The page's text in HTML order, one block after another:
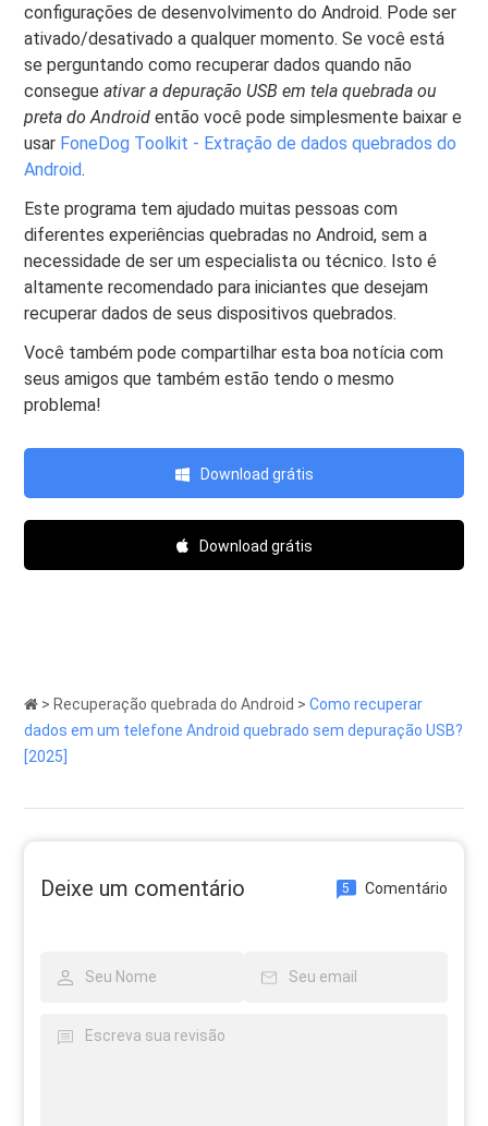
configurações de desenvolvimento do Android. Pode ser
ativado/desativado a qualquer momento. Se você está
se perguntando como recuperar dados quando não
consegueativar a depuração USB em tela quebrada ou
preta do Android então você pode simplesmente baixar e
usar FoneDog Toolkit - Extração de dados quebrados do
Android.
Este programa tem ajudado muitas pessoas com
diferentes experiências quebradas no Android, sem a
necessidade de ser um especialista ou técnico. Isto é
altamente recomendado para iniciantes que desejam
recuperar dados de seus dispositivos quebrados.
Você também pode compartilhar esta boa notícia com
seus amigos que também estão tendo o mesmo
problema!
Download grátis
Download grátis
> Recuperação quebrada do Android >Como recuperar
dados em um telefone Android quebrado sem depuração USB?
[2025]
Deixe um comentário 5 Comentário